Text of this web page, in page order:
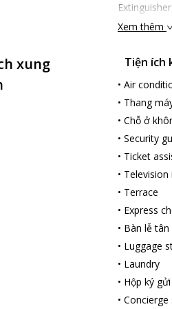
Xem thêm
xung
Tiện ích
• Air
• Thang
• Chỗ ở
• Security
• Ticket
• Television
• Terrace
• Express
• Bàn lễ tân
• Luggage
• Laundry
• Hộp ký
• Concierge